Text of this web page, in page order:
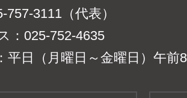
757-3111（代表）
：025-752-4635
平日（月曜日～金曜日）午前